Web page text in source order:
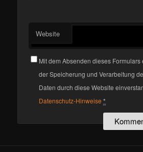
Website
Mit dem Absenden dieses Formulars
der Speicherung und Verarbeitung
Daten durch diese Website
Datenschutz-Hinweise *